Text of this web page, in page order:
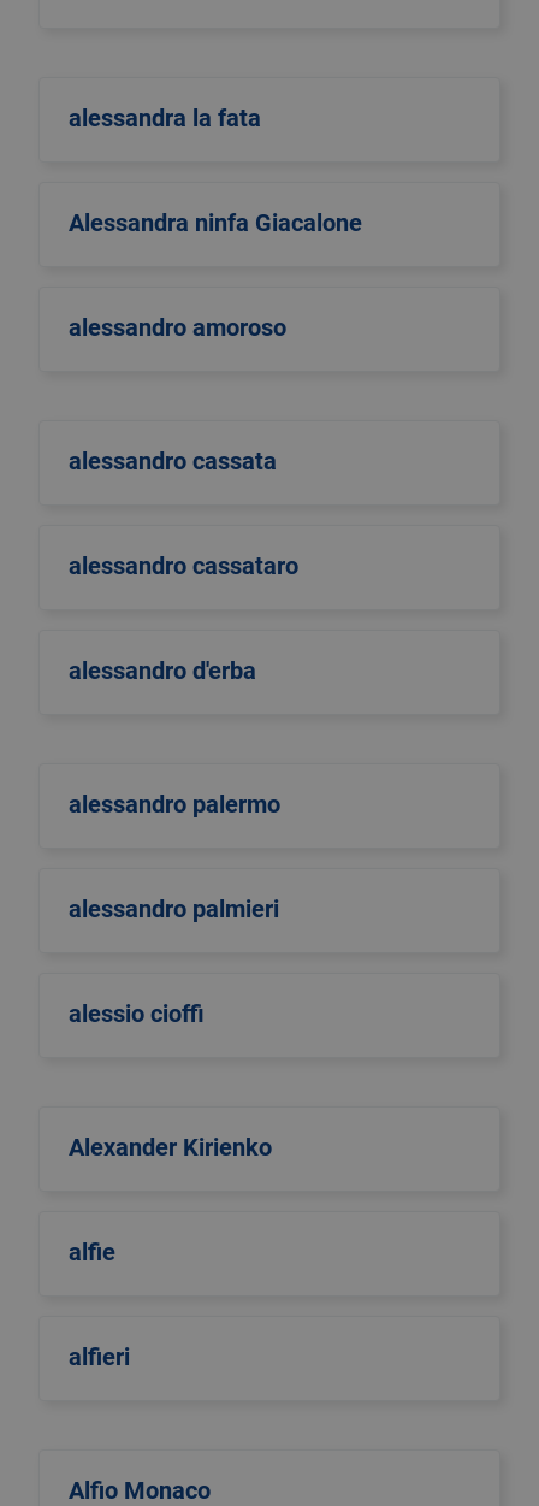
alessandra la fata
Alessandra ninfa Giacalone
alessandro amoroso
alessandro cassata
alessandro cassataro
alessandro d'erba
alessandro palermo
alessandro palmieri
alessio cioffi
Alexander Kirienko
alfie
alfieri
Alfio Monaco